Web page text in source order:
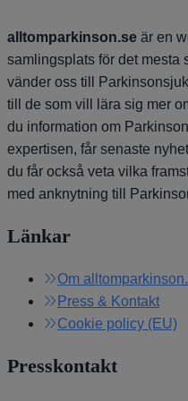
alltomparkinson.se är en
samlingsplats för det mesta
vänder oss till
till de som vill lära sig mer
du information om
expertisen, får senaste
du får också veta vilka
med anknytning till
Länkar
Om
Press & Kontakt
Cookie policy (EU)
Presskontakt